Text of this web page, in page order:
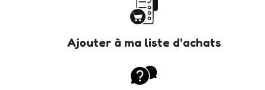
Ajouter à ma liste d'achats